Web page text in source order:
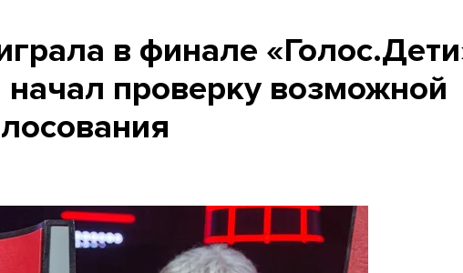
в финале
проверку возможной